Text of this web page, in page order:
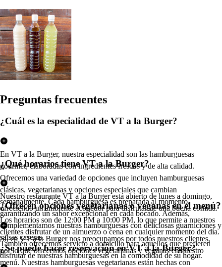
Preguntas frecuentes
¿Cuál es la especialidad de VT a la Burger?
En VT a la Burger, nuestra especialidad son las hamburguesas
gourmet, elaboradas con ingredientes frescos y de alta calidad.
Ofrecemos una variedad de opciones que incluyen hamburguesas
clásicas, vegetarianas y opciones especiales que cambian
semanalmente. Cada hamburguesa es preparada al momento,
garantizando un sabor excepcional en cada bocado. Además,
complementamos nuestras hamburguesas con deliciosas guarniciones y
salsas caseras.
¿Qué horarios tiene VT a la Burger?
Nuestro restaurante VT a la Burger está abierto de lunes a domingo,
ofreciendo un ambiente acogedor para disfrutar de una buena comida.
Los horarios son de 12:00 PM a 10:00 PM, lo que permite a nuestros
clientes disfrutar de un almuerzo o cena en cualquier momento del día.
También ofrecemos servicio a domicilio para aquellos que prefieren
disfrutar de nuestras hamburguesas en la comodidad de su hogar.
¿Ofrecen opciones vegetarianas o veganas en el menú?
Sí, en VT a la Burger nos preocupamos por todos nuestros clientes,
por lo que ofrecemos opciones vegetarianas y veganas en nuestro
menú. Nuestras hamburguesas vegetarianas están hechas con
¿Se puede hacer reservación en VT a la Burger?